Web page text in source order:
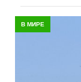
В МИРЕ